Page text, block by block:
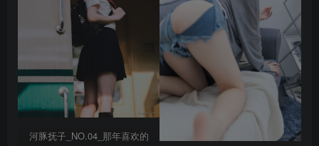
河豚抚子_NO.04_那年喜欢的